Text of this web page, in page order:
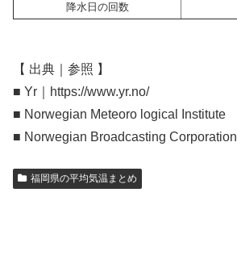
降水日の回数
【 出典｜参照 】
■ Yr｜https://www.yr.no/
■ Norwegian Meteoro logical Institute
■ Norwegian Broadcasting Corporation
福岡県の平均気温まとめ